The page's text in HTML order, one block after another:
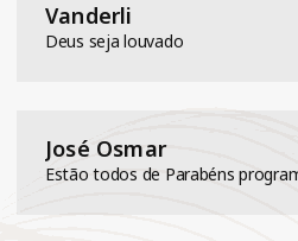
Vanderli
Deus seja louvado
José Osmar
Estão todos de Parabéns